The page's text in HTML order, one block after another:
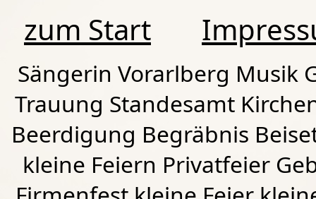
zum Start
Sängerin Vorarlberg Musik
Trauung Standesamt
Beerdigung Begräbnis
kleine Feiern Privatfeier